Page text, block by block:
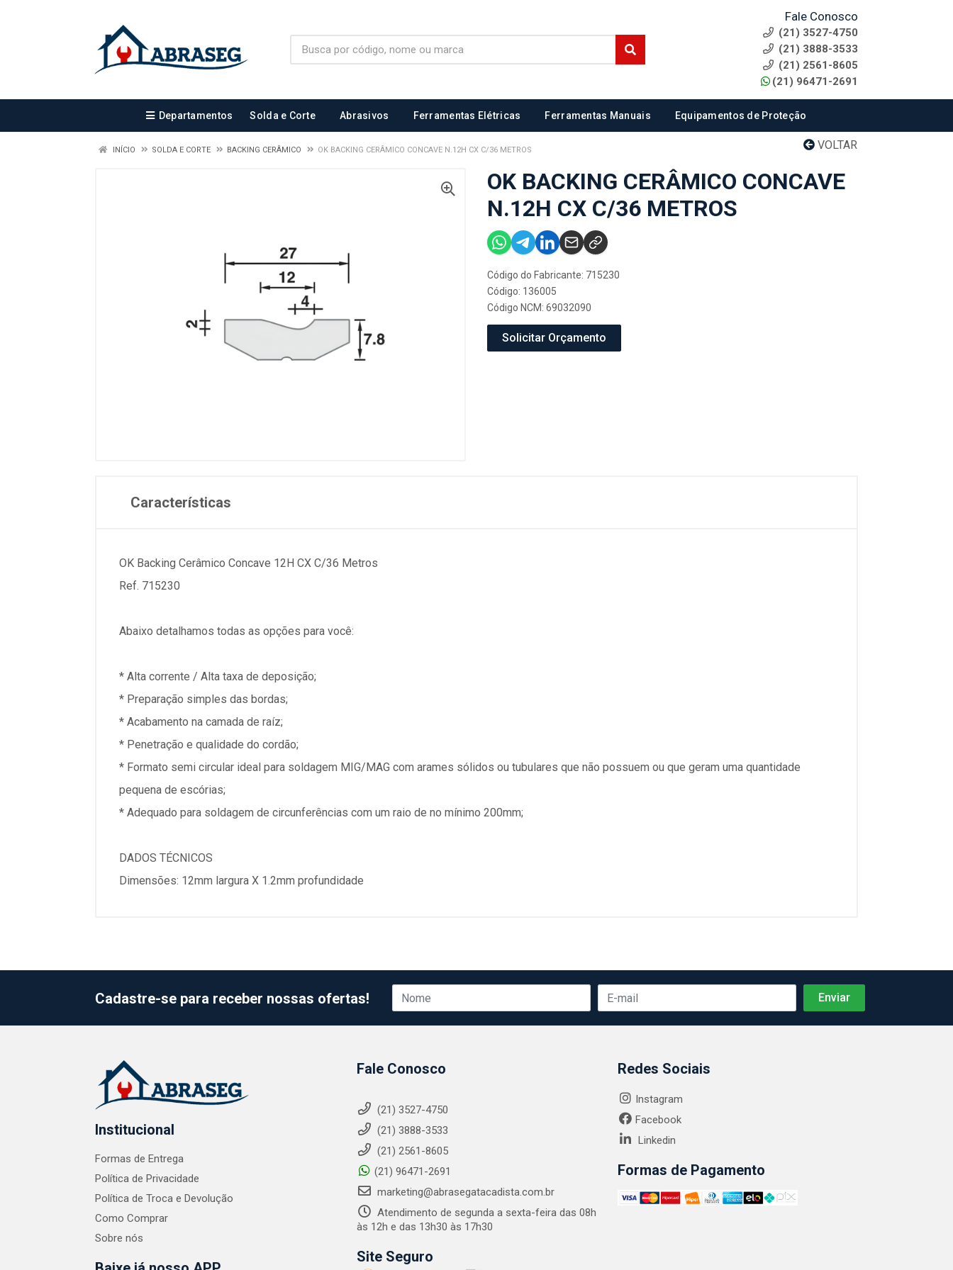
Fale Conosco
(21) 3527-4750
(21) 3888-3533
(21) 2561-8605
(21) 96471-2691
Departamentos Solda e Corte Abrasivos Ferramentas Elétricas Ferramentas Manuais Equipamentos de Proteção
VOLTAR
INÍCIO SOLDA E CORTE BACKING CERÂMICO OK BACKING CERÂMICO CONCAVE N.12H CX C/36 METROS
OK BACKING CERÂMICO CONCAVE
N.12H CX C/36 METROS
Código do Fabricante: 715230
Código: 136005
Código NCM: 69032090
Solicitar Orçamento
Características
OK Backing Cerâmico Concave 12H CX C/36 Metros
Ref. 715230
Abaixo detalhamos todas as opções para você:
* Alta corrente / Alta taxa de deposição;
* Preparação simples das bordas;
* Acabamento na camada de raíz;
* Penetração e qualidade do cordão;
* Formato semi circular ideal para soldagem MIG/MAG com arames sólidos ou tubulares que não possuem ou que geram uma quantidade
pequena de escórias;
* Adequado para soldagem de circunferências com um raio de no mínimo 200mm;
DADOS TÉCNICOS
Dimensões: 12mm largura X 1.2mm profundidade
Cadastre-se para receber nossas ofertas!
Institucional
Formas de Entrega
Política de Privacidade
Política de Troca e Devolução
Como Comprar
Sobre nós
Fale Conosco
(21) 3527-4750
(21) 3888-3533
(21) 2561-8605
(21) 96471-2691
marketing@abrasegatacadista.com.br
Atendimento de segunda a sexta-feira das 08h
às 12h e das 13h30 às 17h30
Site Seguro
Redes Sociais
Instagram
Facebook
Linkedin
Formas de Pagamento